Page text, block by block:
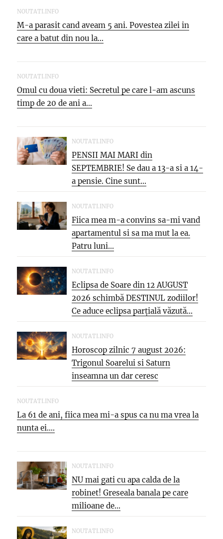
NOUTATI.INFO
M-a parasit cand aveam 5 ani. Povestea zilei in
care a batut din nou la...
NOUTATI.INFO
Omul cu doua vieti: Secretul pe care l-am ascuns
timp de 20 de ani a...
NOUTATI.INFO
PENSII MAI MARI din
SEPTEMBRIE! Se dau a 13-a si a 14-
a pensie. Cine sunt...
NOUTATI.INFO
Fiica mea m-a convins sa-mi vand
apartamentul si sa ma mut la ea.
Patru luni...
NOUTATI.INFO
Eclipsa de Soare din 12 AUGUST
2026 schimbă DESTINUL zodiilor!
Ce aduce eclipsa parțială văzută...
NOUTATI.INFO
Horoscop zilnic 7 august 2026:
Trigonul Soarelui si Saturn
inseamna un dar ceresc
NOUTATI.INFO
La 61 de ani, fiica mea mi-a spus ca nu ma vrea la
nunta ei....
NOUTATI.INFO
NU mai gati cu apa calda de la
robinet! Greseala banala pe care
milioane de...
NOUTATI.INFO